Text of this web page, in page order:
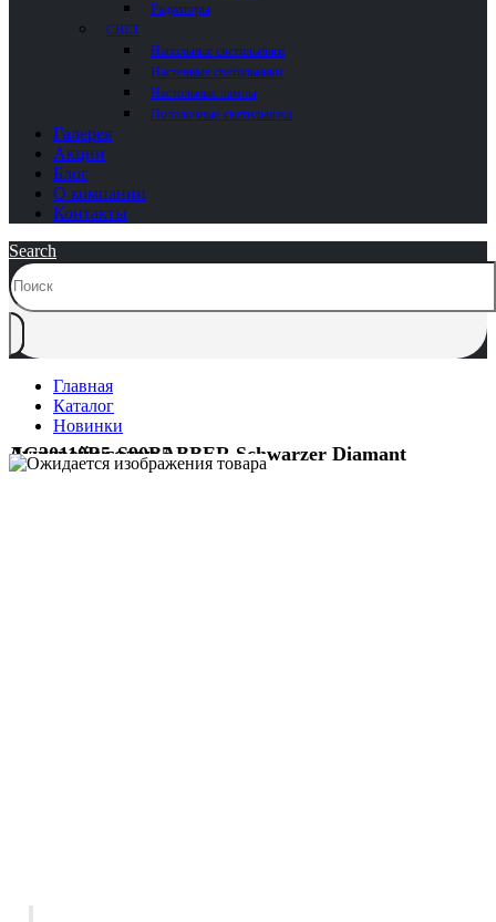
Радиаторы
СВЕТ
Напольные светильники
Настенные светильники
Настольные лампы
Потолочные светильники
Галерея
Акции
Блог
О компании
Контакты
Search
Главная
Каталог
Новинки
Душевой уголок ABBER Schwarzer Diamant AG30110B5-S90B5